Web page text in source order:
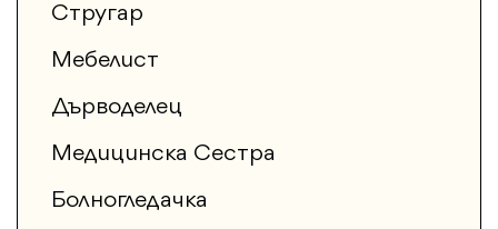
Стругар
Мебелист
Дърводелец
Медицинска Сестра
Болногледачка